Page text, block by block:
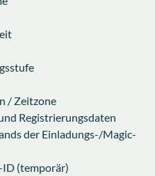
/ Zeitzone
Registrierungsdaten
der Einladungs-/Magic-
ID (temporär)